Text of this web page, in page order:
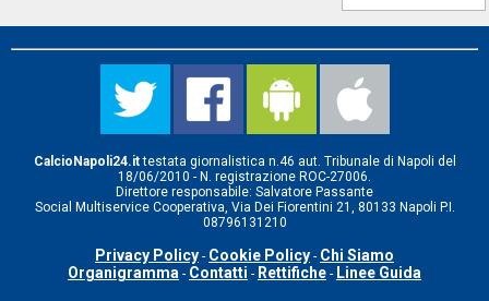
CalcioNapoli24.ittestata giornalistica n.46 aut. Tribunale di Napoli del
18/06/2010 - N. registrazione ROC-27006.
Direttore responsabile: Salvatore Passante
Social Multiservice Cooperativa, Via Dei Fiorentini 21, 80133 Napoli P.I.
08796131210
Privacy Policy - Cookie Policy - Chi Siamo
Organigramma - Contatti - Rettifiche - Linee Guida